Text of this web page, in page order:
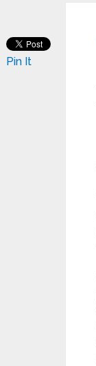
Pin It